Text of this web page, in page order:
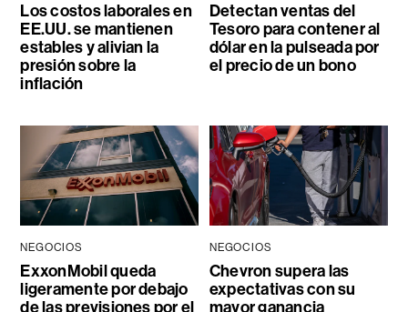
Los costos laborales en
EE.UU. se mantienen
estables y alivian la
presión sobre la
inflación
Detectan ventas del
Tesoro para contener al
dólar en la pulseada por
el precio de un bono
NEGOCIOS
ExxonMobil queda
ligeramente por debajo
de las previsiones por el
NEGOCIOS
Chevron supera las
expectativas con su
mayor ganancia